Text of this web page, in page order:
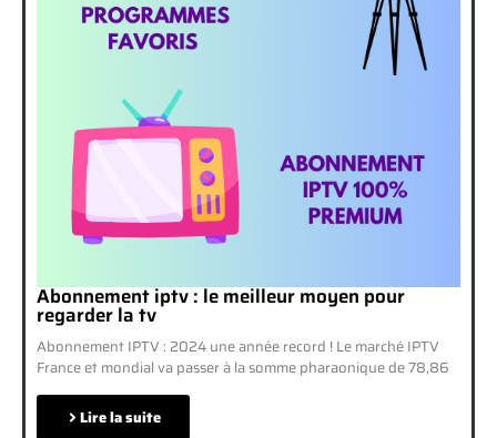
Abonnement iptv : le meilleur moyen pour
regarder la tv
Abonnement IPTV : 2024 une année record ! Le marché IPTV
France et mondial va passer à la somme pharaonique de 78,86
Lire la suite